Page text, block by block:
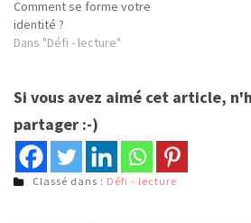
Comment se forme votre
identité ?
Dans "Défi - lecture"
Si vous avez aimé cet article,
partager :-)
Classé dans : Défi - lecture